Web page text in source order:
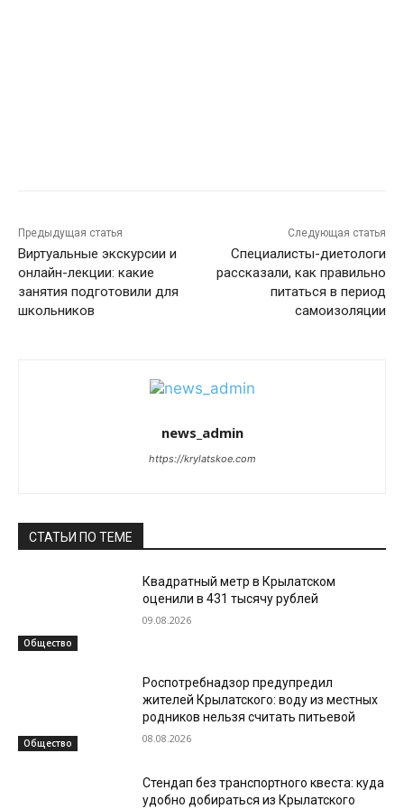
Предыдущая статья
Виртуальные экскурсии и
онлайн-лекции: какие
занятия подготовили для
школьников
Следующая статья
Специалисты-диетологи
рассказали, как правильно
питаться в период
самоизоляции
news_admin
https://krylatskoe.com
СТАТЬИ ПО ТЕМЕ
Общество
Квадратный метр в Крылатском
оценили в 431 тысячу рублей
09.08.2026
Общество
Роспотребнадзор предупредил
жителей Крылатского: воду из местных
родников нельзя считать питьевой
08.08.2026
Стендап без транспортного квеста: куда
удобно добираться из Крылатского